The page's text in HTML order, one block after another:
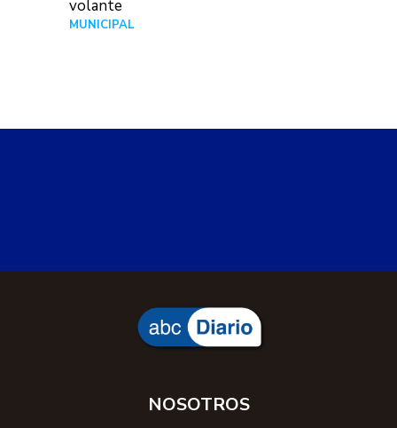
volante
MUNICIPAL
NOSOTROS